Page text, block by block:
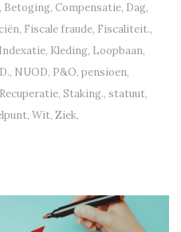
, Betoging, Compensatie, Dag,
, Fiscale fraude, Fiscaliteit.,
Indexatie, Kleding, Loopbaan,
, NUOD, P&O, pensioen,
Recuperatie, Staking., statuut,
, Wit, Ziek,